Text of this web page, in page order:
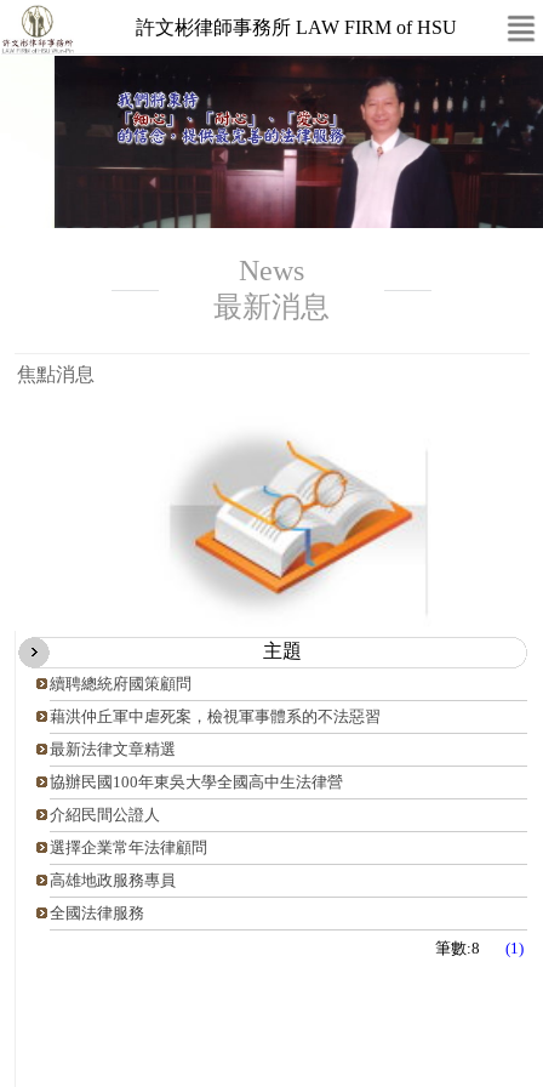
許文彬律師事務所 LAW FIRM of HSU
News
最新消息
焦點消息
主題
續聘總統府國策顧問
藉洪仲丘軍中虐死案，檢視軍事體系的不法惡習
最新法律文章精選
協辦民國100年東吳大學全國高中生法律營
介紹民間公證人
選擇企業常年法律顧問
高雄地政服務專員
全國法律服務
筆數:8 (1)